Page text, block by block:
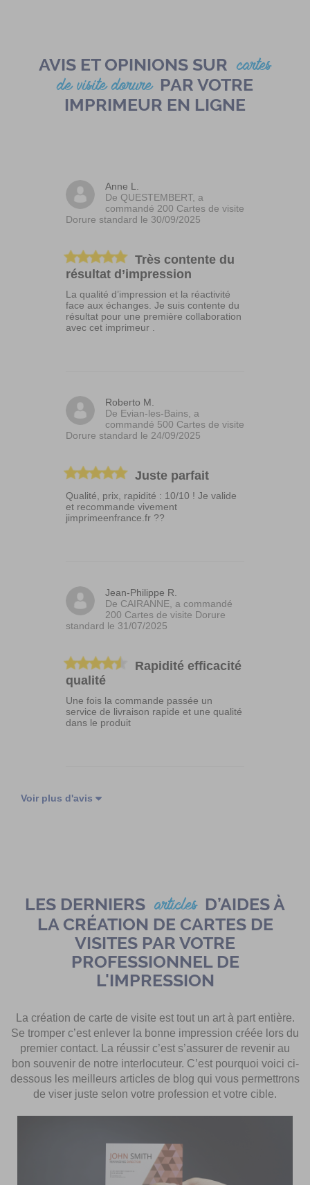
AVIS ET OPINIONS SUR cartes
de visite dorure PAR VOTRE
IMPRIMEUR EN LIGNE
Anne L.
De QUESTEMBERT, a
commandé 200 Cartes de visite
Dorure standard le 30/09/2025
Très contente du
résultat d’impression
La qualité d’impression et la réactivité
face aux échanges. Je suis contente du
résultat pour une première collaboration
avec cet imprimeur .
Roberto M.
De Evian-les-Bains, a
commandé 500 Cartes de visite
Dorure standard le 24/09/2025
Juste parfait
Qualité, prix, rapidité : 10/10 ! Je valide
et recommande vivement
jimprimeenfrance.fr ??
Jean-Philippe R.
De CAIRANNE, a commandé
200 Cartes de visite Dorure
standard le 31/07/2025
Rapidité efficacité
qualité
Une fois la commande passée un
service de livraison rapide et une qualité
dans le produit
Voir plus d'avis
LES DERNIERS articles D’AIDES À
LA CRÉATION DE CARTES DE
VISITES PAR VOTRE
PROFESSIONNEL DE
L'IMPRESSION
La création de carte de visite est tout un art à part entière.
Se tromper c’est enlever la bonne impression créée lors du
premier contact. La réussir c’est s’assurer de revenir au
bon souvenir de notre interlocuteur. C’est pourquoi voici ci-
dessous les meilleurs articles de blog qui vous permettrons
de viser juste selon votre profession et votre cible.